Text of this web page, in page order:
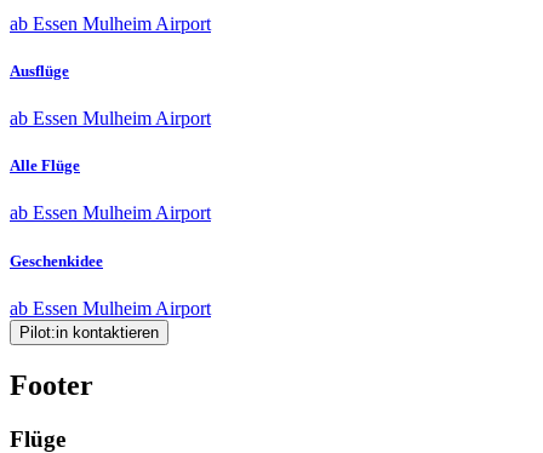
ab Essen Mulheim Airport
Ausflüge
ab Essen Mulheim Airport
Alle Flüge
ab Essen Mulheim Airport
Geschenkidee
ab Essen Mulheim Airport
Pilot:in kontaktieren
Footer
Flüge